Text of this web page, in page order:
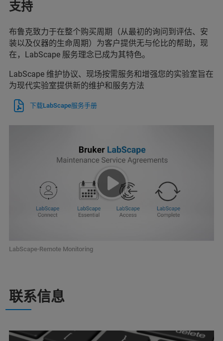
支持
布鲁克致力于在整个购买周期（从最初的询问到评估、安
装以及仪器的生命周期）为客户提供无与伦比的帮助，现
在，LabScape 服务理念已成为其特色。
LabScape 维护协议、现场按需服务和增强您的实验室旨在
为现代实验室提供新的维护和服务方法
下载LabScape服务手册
LabScape-Remote Monitoring
联系信息